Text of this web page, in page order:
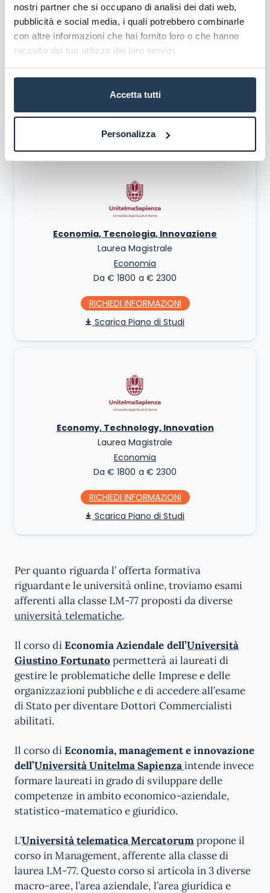
nostri partner che si occupano di analisi dei dati web,
pubblicità e social media, i quali potrebbero combinarle
con altre informazioni che hai fornito loro o che hanno
raccolto dal tuo utilizzo dei loro servizi.
Accetta tutti
Personalizza
Economia, Finanza e Banca
Laurea Magistrale
Economia
RICHIEDI INFO
Piano di Studi
Economia, Tecnologia, Innovazione
Laurea Magistrale
Economia
Da € 1800 a € 2300
RICHIEDI INFO
Piano di Studi
Economy, Technology, Innovation
Laurea Magistrale
Economia
Da € 1800 a € 2300
RICHIEDI INFO
Piano di Studi
Per quanto riguarda l’ offerta formativa
riguardante le università online, troviamo esami
afferenti alla classe LM-77 proposti da diverse
università telematiche.
Il corso diEconomia Aziendale dell’Università
Giustino Fortunato permetterà ai laureati di
gestire le problematiche delle Imprese e delle
organizzazioni pubbliche e di accedere all’esame
di Stato per diventare Dottori Commercialisti
abilitati.
Il corso diEconomia, management e innovazione
dell’Università Unitelma Sapienzaintende invece
formare laureati in grado di sviluppare delle
competenze in ambito economico-aziendale,
statistico-matematico e giuridico.
L’Università telematica Mercatorumpropone il
corso in Management, afferente alla classe di
laurea LM-77. Questo corso si articola in 3 diverse
macro-aree, l’area aziendale, l’area giuridica e